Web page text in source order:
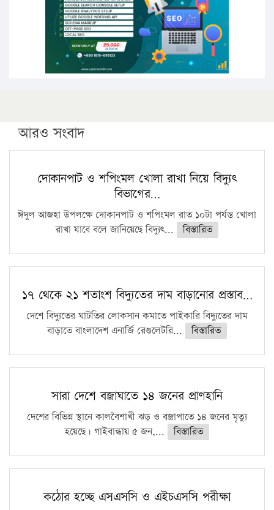
কঠোর হচ্ছে এসএসসি ও এইচএসসি পরীক্ষা
ফরিদগঞ্জে আগুনে পুড়লো ৬ ব্যবসা প্রতিষ্ঠান
আরও সংবাদ
দোকানপাট ও শপিংমল খোলা রাখা নিয়ে বিদ্যুৎ
বিভাগের…
ঈদুল আজহা উপলক্ষে দোকানপাট ও শপিংমল রাত ১০টা পর্যন্ত খোলা
রাখা যাবে বলে জানিয়েছে বিদ্যুৎ...
বিস্তারিত
১৭ থেকে ২১ শতাংশ বিদ্যুতের দাম বাড়ানোর প্রস্তাব…
দেশে বিদ্যুতের ঘাটতির লোকসান কমাতে পাইকারি বিদ্যুতের দাম
বাড়াতে বাংলাদেশ এনার্জি রেগুলেটরি...
বিস্তারিত
সারা দেশে বজ্রাঘাতে ১৪ জনের প্রাণহানি
দেশের বিভিন্ন স্থানে কালবৈশাখী ঝড় ও বজ্রাপাতে ১৪ জনের মৃত্যু
হয়েছে। গাইবান্ধায় ৫ জন,...
বিস্তারিত
কঠোর হচ্ছে এসএসসি ও এইচএসসি পরীক্ষা